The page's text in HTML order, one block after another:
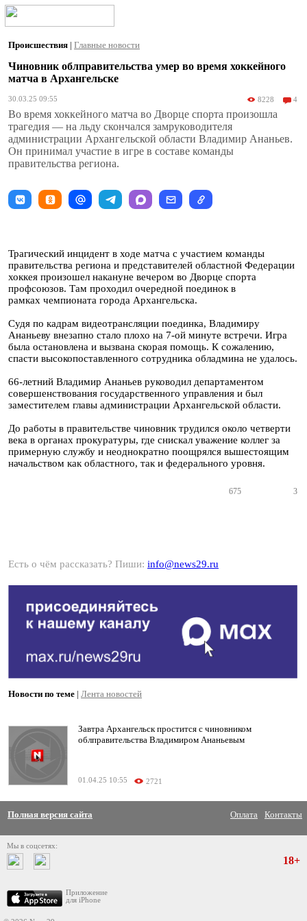
Происшествия | Главные новости
Чиновник облправительства умер во время хоккейного
матча в Архангельске
30.03.25 09:55 8228 4
Во время хоккейного матча во Дворце спорта произошла
трагедия — на льду скончался замруководителя
администрации Архангельской области Владимир Ананьев.
Он принимал участие в игре в составе команды
правительства региона.
Трагический инцидент в ходе матча с участием команды
правительства региона и представителей областной Федерации
хоккея произошел накануне вечером во Дворце спорта
профсоюзов. Там проходил очередной поединок в
рамках чемпионата города Архангельска.
Судя по кадрам видеотрансляции поединка, Владимиру
Ананьеву внезапно стало плохо на 7-ой минуте встречи. Игра
была остановлена и вызвана скорая помощь. К сожалению,
спасти высокопоставленного сотрудника обладмина не удалось.
66-летний Владимир Ананьев руководил департаментом
совершенствования государственного управления и был
заместителем главы администрации Архангельской области.
До работы в правительстве чиновник трудился около четверти
века в органах прокуратуры, где снискал уважение коллег за
примерную службу и неоднократно поощрялся вышестоящим
начальством как областного, так и федерального уровня.
675 3
Есть о чём рассказать? Пиши: info@news29.ru
Новости по теме | Лента новостей
Завтра Архангельск простится с чиновником
облправительства Владимиром Ананьевым
01.04.25 10:55 2721
Полная версия сайта Оплата Контакты
Мы в соцсетях:
Приложение
для iPhone
18+